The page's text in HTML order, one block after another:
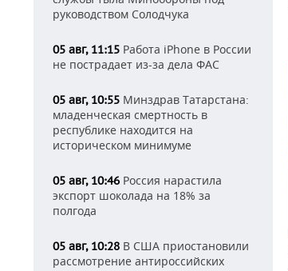
руководством Солодчука
05 авг, 11:15 Работа iPhone в России
не пострадает из-за дела ФАС
05 авг, 10:55 Минздрав Татарстана:
младенческая смертность в
республике находится на
историческом минимуме
05 авг, 10:46 Россия нарастила
экспорт шоколада на 18% за
полгода
05 авг, 10:28 В США приостановили
рассмотрение антироссийских